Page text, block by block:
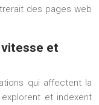
des pages web
vitesse et
qui affectent la
et indexent